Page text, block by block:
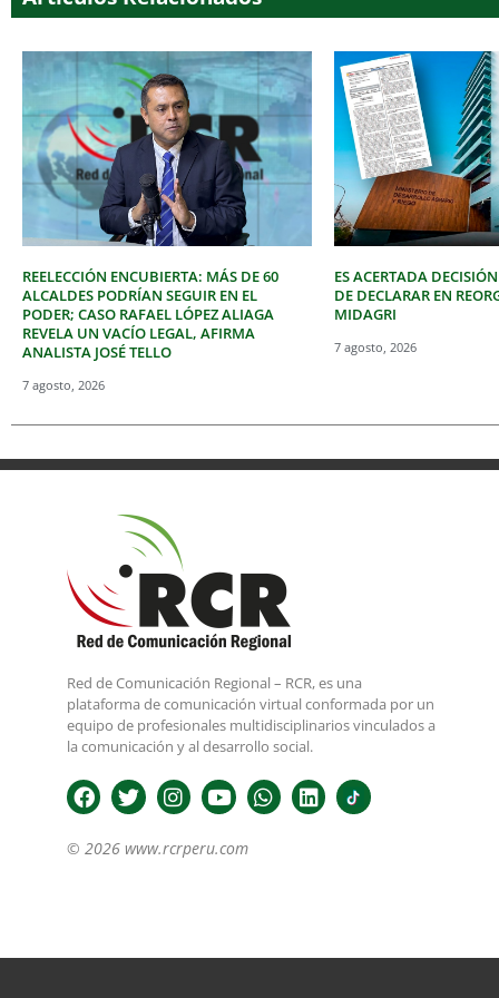
REELECCIÓN ENCUBIERTA: MÁS DE 60
ALCALDES PODRÍAN SEGUIR EN EL
PODER; CASO RAFAEL LÓPEZ ALIAGA
REVELA UN VACÍO LEGAL, AFIRMA
ANALISTA JOSÉ TELLO
7 agosto, 2026
ES ACERTADA
DE DECLARAR EN
MIDAGRI
7 agosto, 2026
Red de Comunicación Regional – RCR, es una
plataforma de comunicación virtual conformada por un
equipo de profesionales multidisciplinarios vinculados a
la comunicación y al desarrollo social.
© 2026 www.rcrperu.com